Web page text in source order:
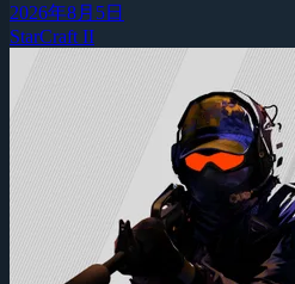
2026年8月5日
StarCraft II